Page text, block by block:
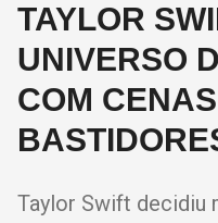
TAYLOR
UNIVERSO
COM
Taylor Swift decidiu